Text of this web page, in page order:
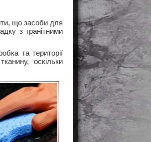
що засоби для
з гранітними
та території
оскільки